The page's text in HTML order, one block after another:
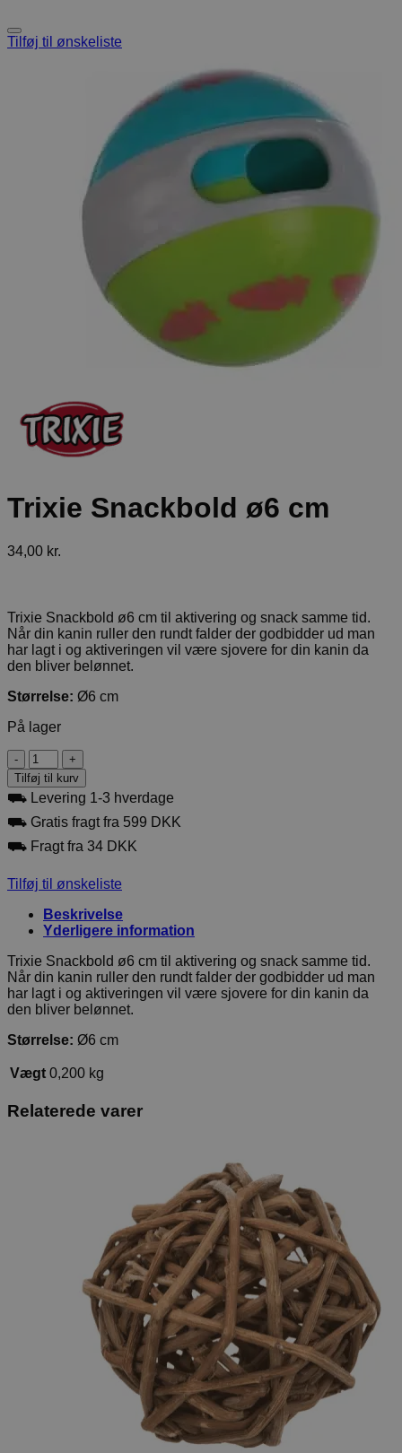
Tilføj til ønskeliste
Trixie Snackbold ø6 cm
34,00 kr.
Trixie Snackbold ø6 cm til aktivering og snack samme tid.
Når din kanin ruller den rundt falder der godbidder ud man
har lagt i og aktiveringen vil være sjovere for din kanin da
den bliver belønnet.
Størrelse: Ø6 cm
På lager
Trixie
Snackbold
ø6
cm
antal
Tilføj til kurv
⛟ Levering 1-3 hverdage
⛟ Gratis fragt fra 599 DKK
⛟ Fragt fra 34 DKK
Tilføj til ønskeliste
Beskrivelse
Yderligere information
Trixie Snackbold ø6 cm til aktivering og snack samme tid.
Når din kanin ruller den rundt falder der godbidder ud man
har lagt i og aktiveringen vil være sjovere for din kanin da
den bliver belønnet.
Størrelse: Ø6 cm
Vægt 0,200 kg
Relaterede varer